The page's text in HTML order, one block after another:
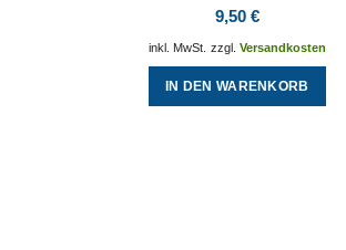
9,50 €
inkl. MwSt. zzgl. Versandkosten
IN DEN WARENKORB